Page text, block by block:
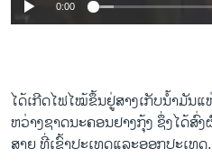
ສຽງ
ພາສາຕ່າງໆ
0:00
ໄດ້​ເກີດ​ໄຟ​ໄໝ້​ຂຶ້ນ​ຢູ່ສາງ​ເກັບນ້ຳມັນ​
ຫວ່າງ​ຊາດ​ນະຄອນ​ຢາງ​ກຸ້ງ ຊຶ່ງໄດ້ສົ່
​ສາຍ ​ທີ່​ເຂົ້າປະ​ເທດ​ແລະ​ອອກປະ​ເທດ.